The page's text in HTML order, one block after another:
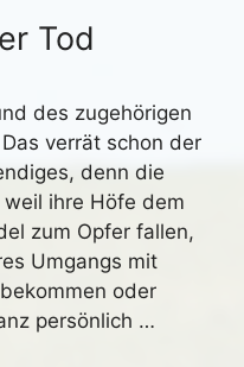
Tod
des zugehörigen
verrät schon der
denn die
ihre Höfe dem
zum Opfer fallen,
Umgangs mit
oder
persönlich …